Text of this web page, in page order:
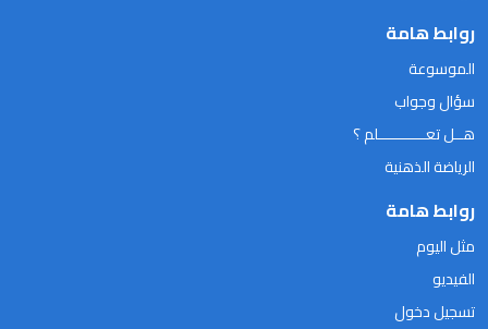
روابط هامة
الموسوعة
سؤال وجواب
هــل تعـــــــــــلم ؟
الرياضة الذهنية
روابط هامة
مثل اليوم
الفيديو
تسجيل دخول